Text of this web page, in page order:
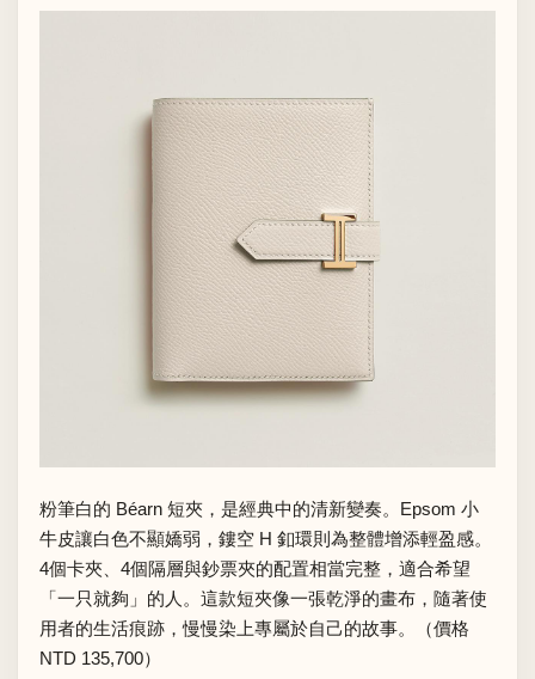
粉筆白的 Béarn 短夾，是經典中的清新變奏。Epsom 小
牛皮讓白色不顯嬌弱，鏤空 H 釦環則為整體增添輕盈感。
4個卡夾、4個隔層與鈔票夾的配置相當完整，適合希望
「一只就夠」的人。這款短夾像一張乾淨的畫布，隨著使
用者的生活痕跡，慢慢染上專屬於自己的故事。（價格
NTD 135,700）